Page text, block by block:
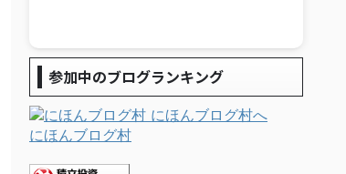
参加中のブログランキング
にほんブログ村